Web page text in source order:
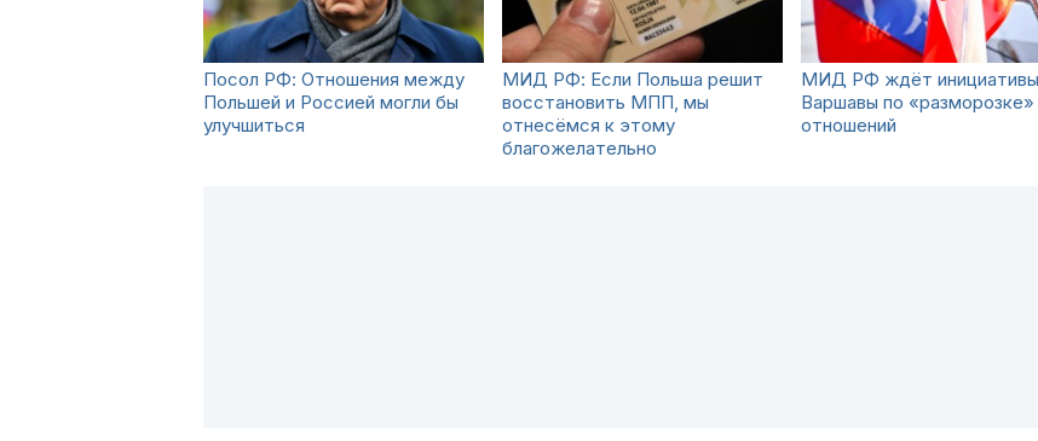
Посол РФ: Отношения между
Польшей и Россией могли бы
улучшиться
МИД РФ: Если Польша решит
восстановить МПП, мы
отнесёмся к этому
благожелательно
МИД РФ ждёт
Варшавы по «разморозке»
отношений